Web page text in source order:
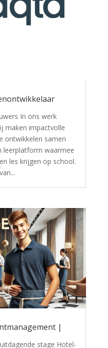
In ons werk
maken impactvolle
ontwikkelen samen
leerplatform waarmee
les krijgen op school.
|
stage Hotel-